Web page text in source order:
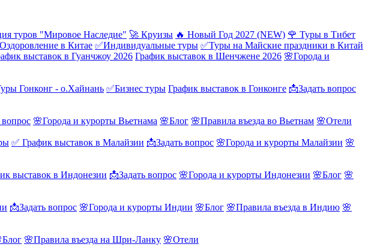
туров "Мировое Наследие" 🚀 Круизы 🔥 Новый Год 2027 (NEW) 🌹 Туры в Тибет
в Китае ✅Индивидуальные туры ✅Туры на Майские праздники в Китай
выставок в Гуанчжоу 2026 График выставок в Шенчжене 2026 🌸Города и
Гонконг - о.Хайнань ✅Бизнес туры График выставок в Гонконге 📩Задать вопрос
вопрос 🌸Города и курорты Вьетнама 🌸Блог 🌸Правила въезда во Вьетнам 🌸Отели
✅ График выставок в Малайзии 📩Задать вопрос 🌸Города и курорты Малайзии 🌸
выставок в Индонезии 📩Задать вопрос 🌸Города и курорты Индонезии 🌸Блог 🌸
📩Задать вопрос 🌸Города и курорты Индии 🌸Блог 🌸Правила въезда в Индию 🌸
🌸Правила въезда на Шри-Ланку 🌸Отели